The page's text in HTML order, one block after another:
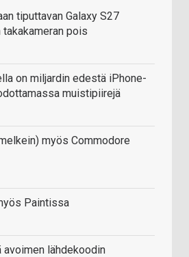
tiputtavan Galaxy S27
takakameran pois
on miljardin edestä iPhone-
muistipiirejä
myös Commodore
Paintissa
avoimen lähdekoodin